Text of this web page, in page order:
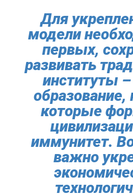
Для
модели
первых,
развивать
институты
образование,
которые
иммунитет.
важно